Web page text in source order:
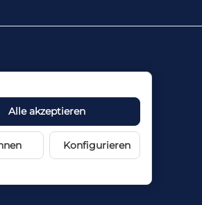
Alle akzeptieren
Konfigurieren